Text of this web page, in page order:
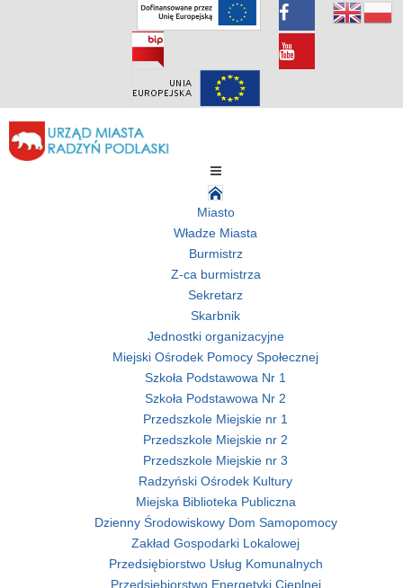
Miasto
Władze Miasta
Burmistrz
Z-ca burmistrza
Sekretarz
Skarbnik
Jednostki organizacyjne
Miejski Ośrodek Pomocy Społecznej
Szkoła Podstawowa Nr 1
Szkoła Podstawowa Nr 2
Przedszkole Miejskie nr 1
Przedszkole Miejskie nr 2
Przedszkole Miejskie nr 3
Radzyński Ośrodek Kultury
Miejska Biblioteka Publiczna
Dzienny Środowiskowy Dom Samopomocy
Zakład Gospodarki Lokalowej
Przedsiębiorstwo Usług Komunalnych
Przedsiębiorstwo Energetyki Cieplnej